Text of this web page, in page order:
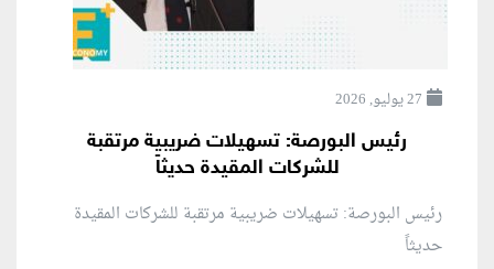
27 يوليو, 2026
رئيس البورصة: تسهيلات ضريبية مرتقبة
للشركات المقيدة حديثاً
رئيس البورصة: تسهيلات ضريبية مرتقبة للشركات المقيدة
حديثاً